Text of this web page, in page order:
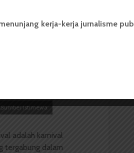
peringatan
ke Dirjen Dikti,
Sumber Istimewa
adalah karnival
tergabung dalam
kerja-kerja jurnalisme